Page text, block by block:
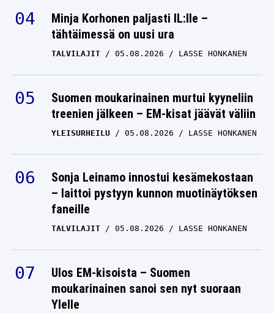
Minja Korhonen paljasti IL:lle –
tähtäimessä on uusi ura
TALVILAJIT 05.08.2026 LASSE HONKANEN
Suomen moukarinainen murtui kyyneliin
treenien jälkeen – EM-kisat jäävät väliin
YLEISURHEILU 05.08.2026 LASSE HONKANEN
Sonja Leinamo innostui kesämekostaan
– laittoi pystyyn kunnon muotinäytöksen
faneille
TALVILAJIT 05.08.2026 LASSE HONKANEN
Ulos EM-kisoista – Suomen
moukarinainen sanoi sen nyt suoraan
Ylelle